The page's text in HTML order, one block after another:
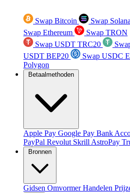
Swap Bitcoin Swap Solana
Swap Ethereum
Swap TRON
Swap USDT TRC20
USDT BEP20
Swap USDC
Polygon
Betaalmethoden
Apple Pay Google Pay Bank
PayPal Revolut Skrill AstroPay
Bronnen
Gidsen OmvormerHandelen